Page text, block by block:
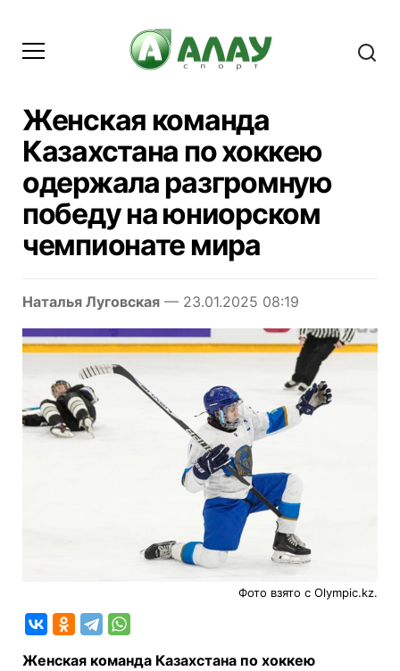
Женская команда
Казахстана по хоккею
одержала разгромную
победу на юниорском
чемпионате мира
Наталья Луговская — 23.01.2025 08:19
Фото взято с Olympic.kz.
Женская команда Казахстана по хоккею